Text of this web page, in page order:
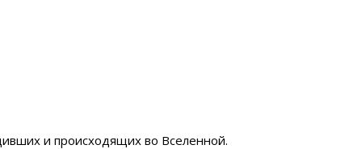
и происходящих во Вселенной.